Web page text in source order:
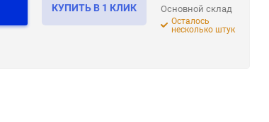
КУПИТЬ В 1 КЛИК Основной склад
Осталось
несколько штук